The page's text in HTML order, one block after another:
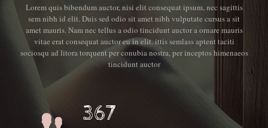
Lorem quis bibendum auctor, nisi elit consequat ipsum, nec sagittis
sem nibh id elit. Duis sed odio sit amet nibh vulputate cursus a sit
amet mauris. Nam nec tellus a odio tincidunt auctor a ornare mauris
vitae erat consequat auctor eu in elit. ittis semlass aptent taciti
sociosqu ad litora torquent per conubia nostra, per inceptos himenaeos
tincidunt auctor
367